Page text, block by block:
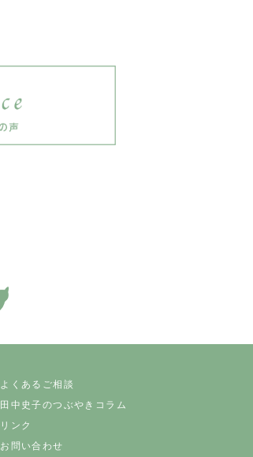
よくあるご相談
田中史子のつぶやきコラム
リンク
お問い合わせ